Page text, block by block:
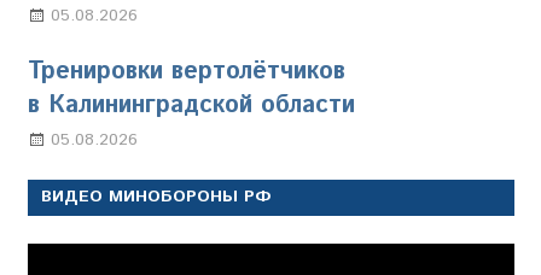
05.08.2026
Тренировки вертолётчиков
в Калининградской области
05.08.2026
ВИДЕО МИНОБОРОНЫ РФ